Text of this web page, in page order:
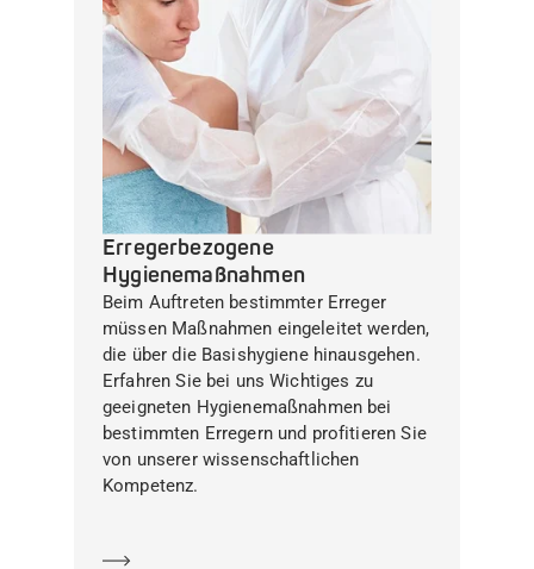
Erregerbezogene
Hygienemaßnahmen
Beim Auftreten bestimmter Erreger
müssen Maßnahmen eingeleitet werden,
die über die Basishygiene hinausgehen.
Erfahren Sie bei uns Wichtiges zu
geeigneten Hygienemaßnahmen bei
bestimmten Erregern und profitieren Sie
von unserer wissenschaftlichen
Kompetenz.